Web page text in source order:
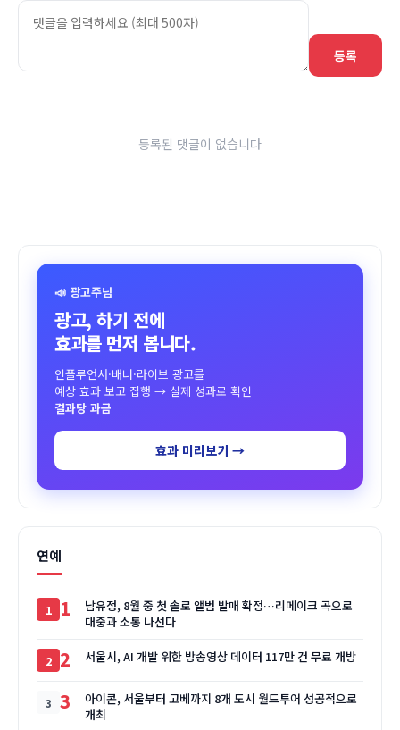
등록
등록된 댓글이 없습니다
📣 광고주님
광고, 하기 전에
효과를 먼저 봅니다.
인플루언서·배너·라이브 광고를
예상 효과 보고 집행 → 실제 성과로 확인
결과당 과금
효과 미리보기 →
연예
1
남유정, 8월 중 첫 솔로 앨범 발매 확정…리메이크 곡으로
대중과 소통 나선다
2 서울시, AI 개발 위한 방송영상 데이터 117만 건 무료 개방
3
아이콘, 서울부터 고베까지 8개 도시 월드투어 성공적으로
개최